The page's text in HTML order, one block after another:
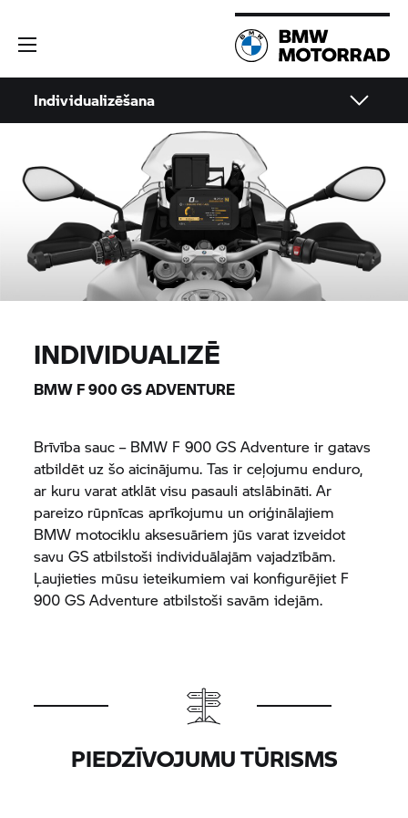
Individualizēšana
INDIVIDUALIZĒ
BMW F 900 GS ADVENTURE
Brīvība sauc – BMW F 900 GS Adventure ir gatavs
atbildēt uz šo aicinājumu. Tas ir ceļojumu enduro,
ar kuru varat atklāt visu pasauli atslābināti. Ar
pareizo rūpnīcas aprīkojumu un oriģinālajiem
BMW motociklu aksesuāriem jūs varat izveidot
savu GS atbilstoši individuālajām vajadzībām.
Ļaujieties mūsu ieteikumiem vai konfigurējiet F
900 GS Adventure atbilstoši savām idejām.
PIEDZĪVOJUMU TŪRISMS